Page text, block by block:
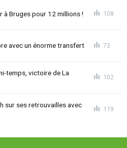
à Bruges pour 12 millions ! 108
avec un énorme transfert 73
temps, victoire de La
102
sur ses retrouvailles avec
119